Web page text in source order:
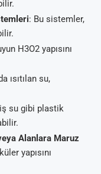
: Bu sistemler,
H3O2 yapısını
ısıtılan su,
su gibi plastik
Alanlara Maruz
yapısını